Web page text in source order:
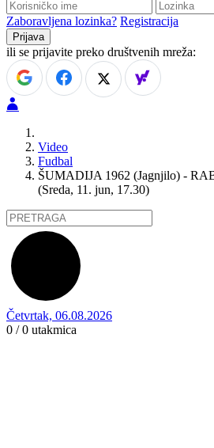
Zaboravljena lozinka? Registracija
ili se prijavite preko društvenih mreža:
Video
Fudbal
ŠUMADIJA 1962 (Jagnjilo) -
(Sreda, 11. jun, 17.30)
Četvrtak, 06.08.2026
0 / 0 utakmica